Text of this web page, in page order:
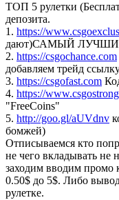
ТОП 5 рулетки
депозита.
1. https://
дают)САМЫЙ
2. https://csgochance.com
добавляем трейд
3. https://csgofast.com
4. https://
"FreeCoins"
5. http://goo.gl/aUVdnv
бомжей)
Отписываемся кто
не чего вкладывать не
заходим вводим промо
0.50$ до 5$. Либо
рулетке.